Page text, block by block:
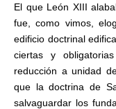
El que León XIII
fue, como vimos,
edificio doctrinal
ciertas y
reducción a unidad
que la doctrina de
salvaguardar los